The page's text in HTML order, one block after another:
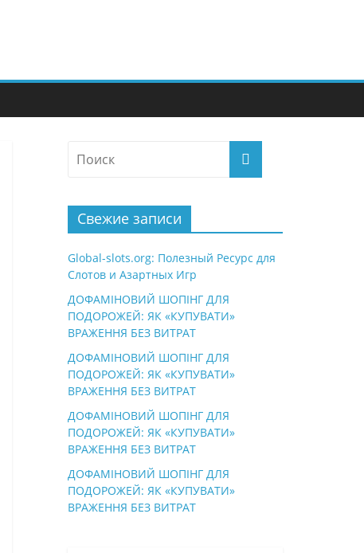
Свежие записи
Global-slots.org: Полезный Ресурс для
Слотов и Азартных Игр
ДОФАМІНОВИЙ ШОПІНГ ДЛЯ
ПОДОРОЖЕЙ: ЯК «КУПУВАТИ»
ВРАЖЕННЯ БЕЗ ВИТРАТ
ДОФАМІНОВИЙ ШОПІНГ ДЛЯ
ПОДОРОЖЕЙ: ЯК «КУПУВАТИ»
ВРАЖЕННЯ БЕЗ ВИТРАТ
ДОФАМІНОВИЙ ШОПІНГ ДЛЯ
ПОДОРОЖЕЙ: ЯК «КУПУВАТИ»
ВРАЖЕННЯ БЕЗ ВИТРАТ
ДОФАМІНОВИЙ ШОПІНГ ДЛЯ
ПОДОРОЖЕЙ: ЯК «КУПУВАТИ»
ВРАЖЕННЯ БЕЗ ВИТРАТ